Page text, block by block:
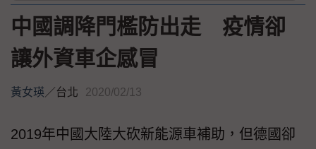
中國調降門檻防出走 疫情卻
讓外資車企感冒
黃女瑛／台北 2020/02/13
2019年中國大陸大砍新能源車補助，但德國卻